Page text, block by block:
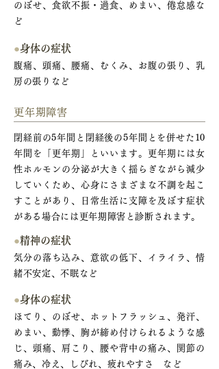
のぼせ、食欲不振・過食、めまい、倦怠感な
ど
●身体の症状
腹痛、頭痛、腰痛、むくみ、お腹の張り、乳
房の張りなど
更年期障害
閉経前の5年間と閉経後の5年間とを併せた10
年間を「更年期」といいます。更年期には女
性ホルモンの分泌が大きく揺らぎながら減少
していくため、心身にさまざまな不調を起こ
すことがあり、日常生活に支障を及ぼす症状
がある場合には更年期障害と診断されます。
●精神の症状
気分の落ち込み、意欲の低下、イライラ、情
緒不安定、不眠など
●身体の症状
ほてり、のぼせ、ホットフラッシュ、発汗、
めまい、動悸、胸が締め付けられるような感
じ、頭痛、肩こり、腰や背中の痛み、関節の
痛み、冷え、しびれ、疲れやすさ など